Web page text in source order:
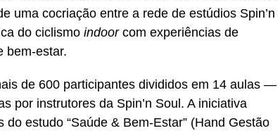
uma cocriação entre a rede de estúdios Spin’n
do ciclismo indoorcom experiências de
bem-estar.
de 600 participantes divididos em 14 aulas —
por instrutores da Spin’n Soul. A iniciativa
estudo “Saúde & Bem-Estar” (Hand Gestão